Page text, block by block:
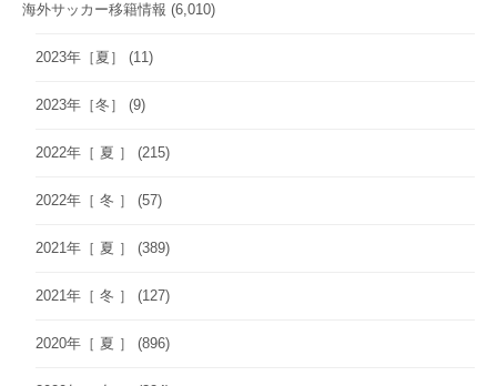
海外サッカー移籍情報 (6,010)
2023年［夏］ (11)
2023年［冬］ (9)
2022年［ 夏 ］ (215)
2022年［ 冬 ］ (57)
2021年［ 夏 ］ (389)
2021年［ 冬 ］ (127)
2020年［ 夏 ］ (896)